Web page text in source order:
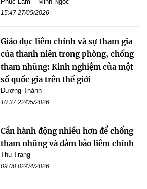
15:47 27/05/2026
Giáo dục liêm chính và sự tham gia
của thanh niên trong phòng, chống
tham nhũng: Kinh nghiệm của một
số quốc gia trên thế giới
Dương Thành
10:37 22/05/2026
Cần hành động nhiều hơn để chống
tham nhũng và đảm bảo liêm chính
Thu Trang
09:00 02/04/2026